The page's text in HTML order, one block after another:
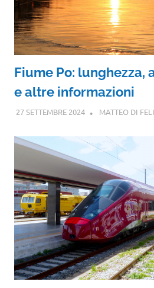
Fiume Po: lunghezza,
e altre informazioni
27 SETTEMBRE 2024 MATTEO DI